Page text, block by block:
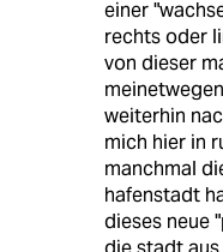
einer
rechts oder
von dieser
weiterhin
mich hier in
manchmal
hafenstadt
dieses neue